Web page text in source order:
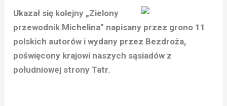
Ukazał się kolejny „Zielony
przewodnik Michelina” napisany przez grono 11
polskich autorów i wydany przez Bezdroża,
poświęcony krajowi naszych sąsiadów z
południowej strony Tatr.